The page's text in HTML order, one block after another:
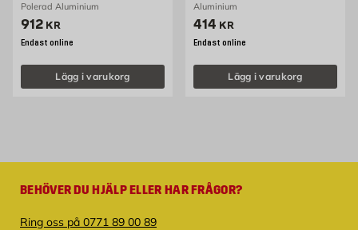
Polerad Aluminium
Pris 912 kr
912 KR
Endast online
Lägg i varukorg
Aluminium
Pris 414 kr
414 KR
Endast online
Lägg i varukorg
BEHÖVER DU HJÄLP ELLER HAR FRÅGOR?
Ring oss på 0771 89 00 89